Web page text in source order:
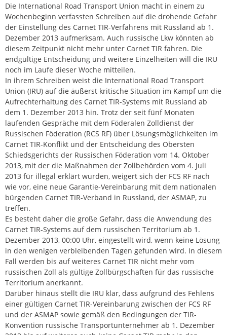
Die International Road Transport Union macht in einem zu
Wochenbeginn verfassten Schreiben auf die drohende Gefahr
der Einstellung des Carnet TIR-Verfahrens mit Russland ab 1.
Dezember 2013 aufmerksam. Auch russische Lkw könnten ab
diesem Zeitpunkt nicht mehr unter Carnet TIR fahren. Die
endgültige Entscheidung und weitere Einzelheiten will die IRU
noch im Laufe dieser Woche mitteilen.
In ihrem Schreiben weist die International Road Transport
Union (IRU) auf die äußerst kritische Situation im Kampf um die
Aufrechterhaltung des Carnet TIR-Systems mit Russland ab
dem 1. Dezember 2013 hin. Trotz der seit fünf Monaten
laufenden Gespräche mit dem Föderalen Zolldienst der
Russischen Föderation (RCS RF) über Lösungsmöglichkeiten im
Carnet TIR-Konflikt und der Entscheidung des Obersten
Schiedsgerichts der Russischen Föderation vom 14. Oktober
2013, mit der die Maßnahmen der Zollbehörden vom 4. Juli
2013 für illegal erklärt wurden, weigert sich der FCS RF nach
wie vor, eine neue Garantie-Vereinbarung mit dem nationalen
bürgenden Carnet TIR-Verband in Russland, der ASMAP, zu
treffen.
Es besteht daher die große Gefahr, dass die Anwendung des
Carnet TIR-Systems auf dem russischen Territorium ab 1.
Dezember 2013, 00:00 Uhr, eingestellt wird, wenn keine Lösung
in den wenigen verbleibenden Tagen gefunden wird. In diesem
Fall werden bis auf weiteres Carnet TIR nicht mehr vom
russischen Zoll als gültige Zollbürgschaften für das russische
Territorium anerkannt.
Darüber hinaus stellt die IRU klar, dass aufgrund des Fehlens
einer gültigen Carnet TIR-Vereinbarung zwischen der FCS RF
und der ASMAP sowie gemäß den Bedingungen der TIR-
Konvention russische Transportunternehmer ab 1. Dezember